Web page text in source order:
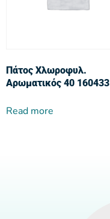
Πάτος Χλωροφυλ.
Αρωματικός 40 160433
Read more